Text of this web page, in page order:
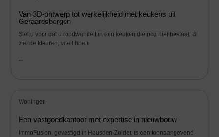
Van 3D-ontwerp tot werkelijkheid met keukens uit
Geraardsbergen
Stel u voor dat u rondwandelt in een keuken die nog niet bestaat. U
ziet de kleuren, voelt hoe u
...
Woningen
Een vastgoedkantoor met expertise in nieuwbouw
ImmoFusion, gevestigd in Heusden-Zolder, is een toonaangevend